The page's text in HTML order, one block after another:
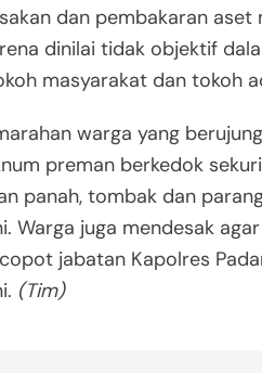
dan pembakaran
dinilai tidak objektif
masyarakat dan tokoh
warga yang
preman berkedok
panah, tombak dan
Warga juga mendesak
jabatan Kapolres
(Tim)